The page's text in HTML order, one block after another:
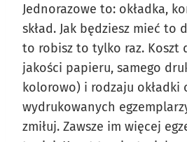
Jednorazowe to: okładka,
skład. Jak będziesz mieć to
to robisz to tylko raz. Koszt
jakości papieru, samego
kolorowo) i rodzaju okładki
wydrukowanych
zmiłuj. Zawsze im więcej